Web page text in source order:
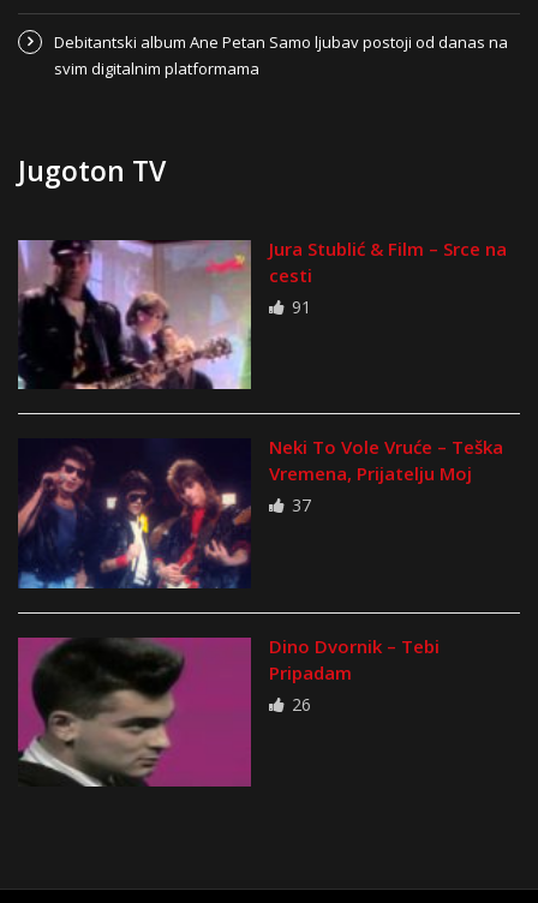
Debitantski album Ane Petan Samo ljubav postoji od danas na
svim digitalnim platformama
Jugoton TV
Jura Stublić & Film – Srce na
cesti
91
Neki To Vole Vruće – Teška
Vremena, Prijatelju Moj
37
Dino Dvornik – Tebi
Pripadam
26